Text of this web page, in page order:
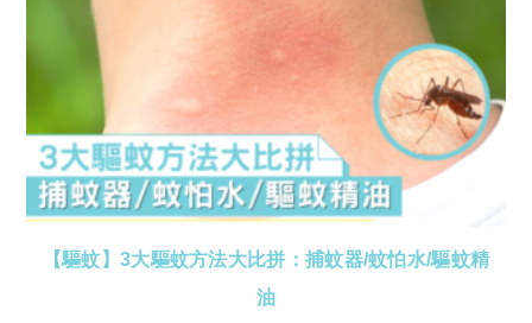
【驅蚊】3大驅蚊方法大比拼：捕蚊器/蚊怕水/驅蚊精
油